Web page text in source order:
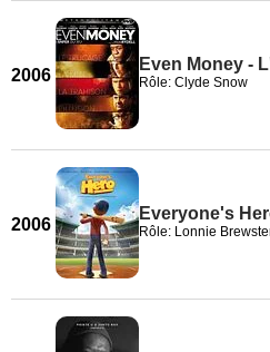
2006
Even Money -
Rôle: Clyde Snow
2006
Everyone's
Rôle: Lonnie